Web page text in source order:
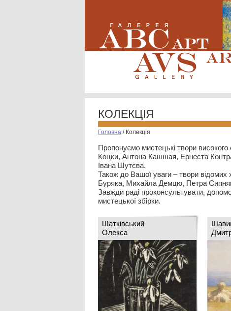
КОЛЕКЦІЯ
Головна / Колекція
Пропонуємо мистецькі твори
Коцки, Антона Кашшая, Ернеста
Івана Шутєва.
Також до Вашої уваги – твори відомих
Буряка, Михайла Демцю, Петра
Завжди раді проконсультувати,
мистецької збірки.
Шатківський
Олекса